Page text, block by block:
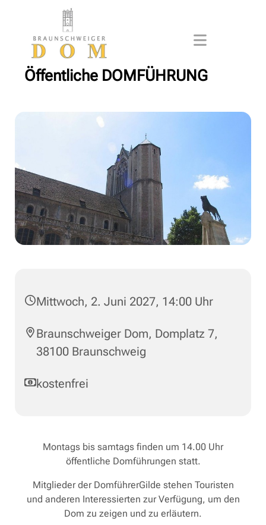
Öffentliche DOMFÜHRUNG
Mittwoch, 2. Juni 2027, 14:00 Uhr
Braunschweiger Dom, Domplatz 7,
38100 Braunschweig
kostenfrei
Montags bis samtags finden um 14.00 Uhr
öffentliche Domführungen statt.
Mitglieder der DomführerGilde stehen Touristen
und anderen Interessierten zur Verfügung, um den
Dom zu zeigen und zu erläutern.